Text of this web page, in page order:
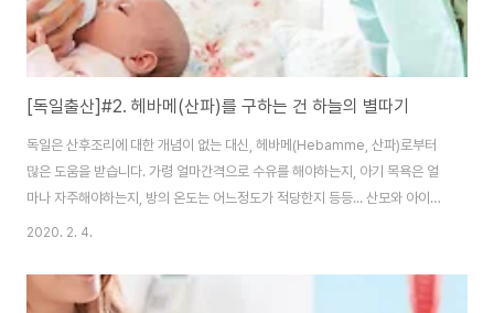
[독일출산]#2. 헤바메(산파)를 구하는 건 하늘의 별따기
독일은 산후조리에 대한 개념이 없는 대신, 헤바메(Hebamme, 산파)로부터
많은 도움을 받습니다. 가령 얼마간격으로 수유를 해야하는지, 아기 목욕은 얼
마나 자주해야하는지, 방의 온도는 어느정도가 적당한지 등등... 산모와 아이의
상태를 체크하고 조언을 해줍니다. 초보 엄마, 아빠에게 살아있는 육아 팁을 주
주 정도 방문합니다. 공보험에 가입이 되어있으면, 모든 비용은 공보험으로 처
리가 가능합니다. 문제는 이 헤바메 구하기도 하늘에 별따기라는 것입니다. 독
2020. 2. 4.